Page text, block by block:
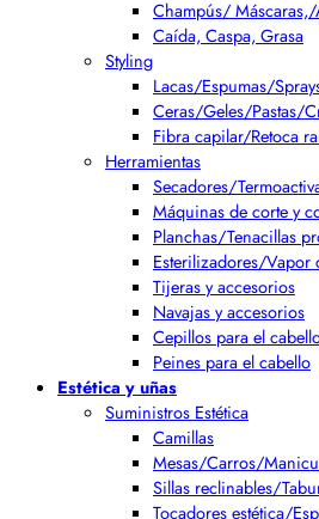
Champús/
Caída, Caspa, Grasa
Styling
Lacas/Espumas/
Ceras/Geles/Pastas/
Fibra capilar/Retoca
Herramientas
Secadores/
Máquinas de corte y
Planchas/Tenacillas
Esterilizadores/Vapor
Tijeras y accesorios
Navajas y accesorios
Cepillos para el
Peines para el cabello
Estética y uñas
Suministros Estética
Camillas
Mesas/Carros/
Sillas reclinables/
Tocadores estética/